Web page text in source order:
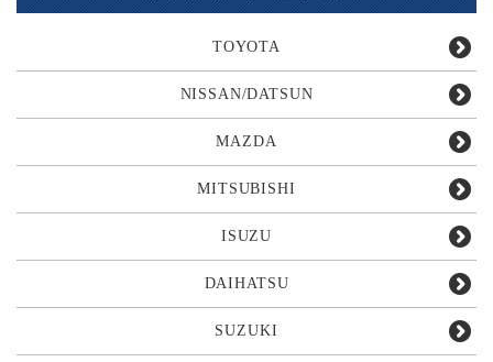
TOYOTA
NISSAN/DATSUN
MAZDA
MITSUBISHI
ISUZU
DAIHATSU
SUZUKI